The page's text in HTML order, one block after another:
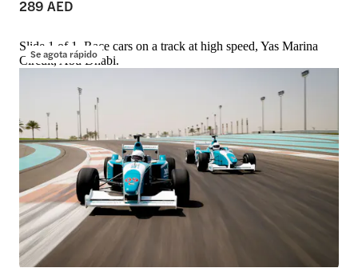
289 AED
Se agota rápido
Slide 1 of 1, Race cars on a track at high speed, Yas Marina
Circuit, Abu Dhabi.